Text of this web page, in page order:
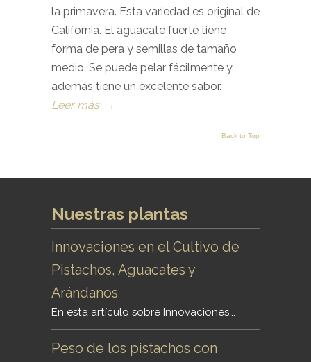
la primavera. Esta variedad es original de
California. El aguacate fuerte tiene
forma de pera y semillas de tamaño
medio. Se puede pelar fácilmente y
además tiene un excelente sabor.
Leer más →
Back to Top
Nuestras plantas
Innovaciones en el Cultivo de
Pistachos, Aguacates y
Arándanos
En esta artículo sobre Innovaciones...
Peso de los pistachos con